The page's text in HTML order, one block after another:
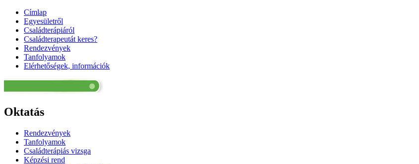
Címlap
Egyesületről
Családterápiáról
Családterapeutát keres?
Rendezvények
Tanfolyamok
Elérhetőségek, információk
Oktatás
Rendezvények
Tanfolyamok
Családterápiás vizsga
Képzési rend